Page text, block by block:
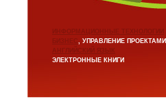
ИНФОРМАЦИОННЫЕ ТЕХНОЛОГИИ
БИЗНЕС, УПРАВЛЕНИЕ ПРОЕКТАМИ
АНГЛИЙСКИЙ ЯЗЫК
ЭЛЕКТРОННЫЕ КНИГИ